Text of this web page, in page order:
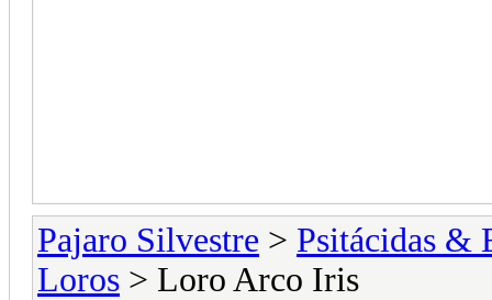
Pajaro Silvestre > Psitácidas &
Loros > Loro Arco Iris